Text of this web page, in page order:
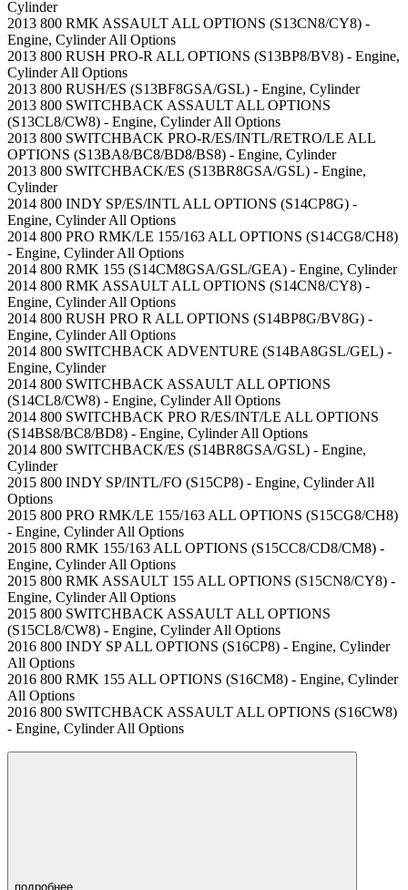
Cylinder
2013 800 RMK ASSAULT ALL OPTIONS (S13CN8/CY8) -
Engine, Cylinder All Options
2013 800 RUSH PRO-R ALL OPTIONS (S13BP8/BV8) - Engine,
Cylinder All Options
2013 800 RUSH/ES (S13BF8GSA/GSL) - Engine, Cylinder
2013 800 SWITCHBACK ASSAULT ALL OPTIONS
(S13CL8/CW8) - Engine, Cylinder All Options
2013 800 SWITCHBACK PRO-R/ES/INTL/RETRO/LE ALL
OPTIONS (S13BA8/BC8/BD8/BS8) - Engine, Cylinder
2013 800 SWITCHBACK/ES (S13BR8GSA/GSL) - Engine,
Cylinder
2014 800 INDY SP/ES/INTL ALL OPTIONS (S14CP8G) -
Engine, Cylinder All Options
2014 800 PRO RMK/LE 155/163 ALL OPTIONS (S14CG8/CH8)
- Engine, Cylinder All Options
2014 800 RMK 155 (S14CM8GSA/GSL/GEA) - Engine, Cylinder
2014 800 RMK ASSAULT ALL OPTIONS (S14CN8/CY8) -
Engine, Cylinder All Options
2014 800 RUSH PRO R ALL OPTIONS (S14BP8G/BV8G) -
Engine, Cylinder All Options
2014 800 SWITCHBACK ADVENTURE (S14BA8GSL/GEL) -
Engine, Cylinder
2014 800 SWITCHBACK ASSAULT ALL OPTIONS
(S14CL8/CW8) - Engine, Cylinder All Options
2014 800 SWITCHBACK PRO R/ES/INT/LE ALL OPTIONS
(S14BS8/BC8/BD8) - Engine, Cylinder All Options
2014 800 SWITCHBACK/ES (S14BR8GSA/GSL) - Engine,
Cylinder
2015 800 INDY SP/INTL/FO (S15CP8) - Engine, Cylinder All
Options
2015 800 PRO RMK/LE 155/163 ALL OPTIONS (S15CG8/CH8)
- Engine, Cylinder All Options
2015 800 RMK 155/163 ALL OPTIONS (S15CC8/CD8/CM8) -
Engine, Cylinder All Options
2015 800 RMK ASSAULT 155 ALL OPTIONS (S15CN8/CY8) -
Engine, Cylinder All Options
2015 800 SWITCHBACK ASSAULT ALL OPTIONS
(S15CL8/CW8) - Engine, Cylinder All Options
2016 800 INDY SP ALL OPTIONS (S16CP8) - Engine, Cylinder
All Options
2016 800 RMK 155 ALL OPTIONS (S16CM8) - Engine, Cylinder
All Options
2016 800 SWITCHBACK ASSAULT ALL OPTIONS (S16CW8)
- Engine, Cylinder All Options
подробнее